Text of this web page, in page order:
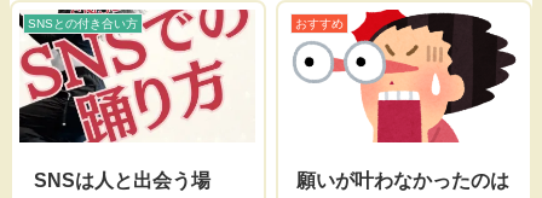
SNSとの付き合い方
SNSは人と出会う場
おすすめ
願いが叶わなかったのは